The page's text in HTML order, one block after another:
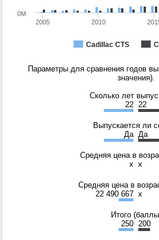
Cadillac CTS
2005 2010
0M
Параметры для сравнения годов
значения).
Сколько лет
22 22
Выпускается ли
Да Да
Средняя цена в
x x
Средняя цена в
22 490 667 x
Итого
250 200